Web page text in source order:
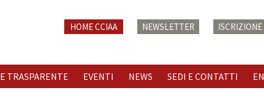
HOME CCIAA NEWSLETTER
TRASPARENTE EVENTI NEWS SEDI E CONTATTI EN